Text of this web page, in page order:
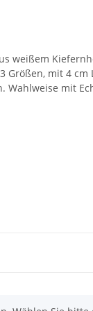
weißem
Größen, mit 4
Wahlweise mit